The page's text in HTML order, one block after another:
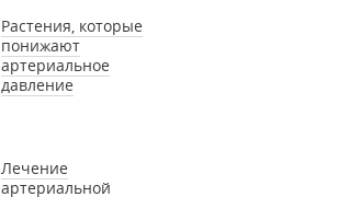
Растения, которые
понижают
артериальное
давление
Лечение
артериальной